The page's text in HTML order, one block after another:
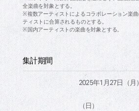
全楽曲を対象とする。
※複数アーティストによるコラボレーション楽
ティストに合算されるものとする。
※国内アーティストの楽曲を対象とする。
集計期間
2025年1月27日（
（日）